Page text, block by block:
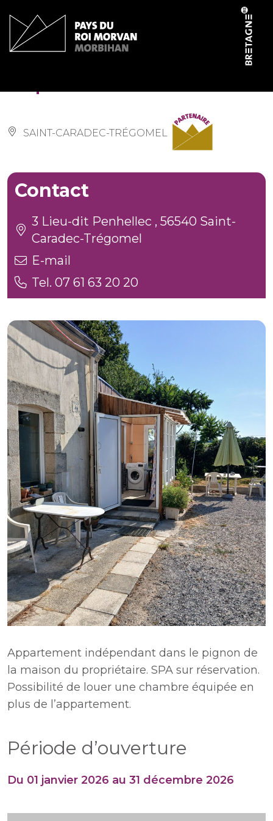
SAINT-CARADEC-TRÉGOMEL
Appartement indépendant dans le pignon de
la maison du propriétaire. SPA sur réservation.
Possibilité de louer une chambre équipée en
plus de l’appartement.
Période d’ouverture
Du 01 janvier 2026 au 31 décembre 2026
Contact
3 Lieu-dit Penhellec , 56540 Saint-
Caradec-Trégomel
E-mail
Tel. 07 61 63 20 20